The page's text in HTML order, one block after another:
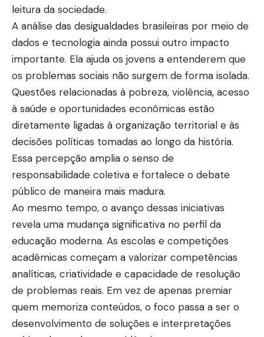
leitura da sociedade.
A análise das desigualdades brasileiras por meio de
dados e tecnologia ainda possui outro impacto
importante. Ela ajuda os jovens a entenderem que
os problemas sociais não surgem de forma isolada.
Questões relacionadas à pobreza, violência, acesso
à saúde e oportunidades econômicas estão
diretamente ligadas à organização territorial e às
decisões políticas tomadas ao longo da história.
Essa percepção amplia o senso de
responsabilidade coletiva e fortalece o debate
público de maneira mais madura.
Ao mesmo tempo, o avanço dessas iniciativas
revela uma mudança significativa no perfil da
educação moderna. As escolas e competições
acadêmicas começam a valorizar competências
analíticas, criatividade e capacidade de resolução
de problemas reais. Em vez de apenas premiar
quem memoriza conteúdos, o foco passa a ser o
desenvolvimento de soluções e interpretações